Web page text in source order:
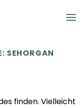
SEHORGAN
finden. Vielleicht